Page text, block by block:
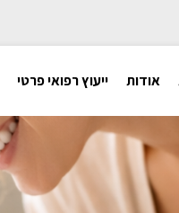
אודות ייעוץ רפואי פרטי